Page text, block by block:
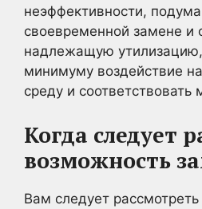
неэффективности,
своевременной замене и
надлежащую
минимуму воздействие
среду и
Когда следует
возможность
Вам следует